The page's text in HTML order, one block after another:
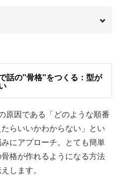
ましょう。
て言葉を出せる土台が整って
①
② 05:52
③ 07:52
」 09:37
話の"骨格"をつくる：型が
原因である「どのような順番
らいいかわからない」とい
みにアプローチ。とても簡単
格が作れるようになる方法
します。